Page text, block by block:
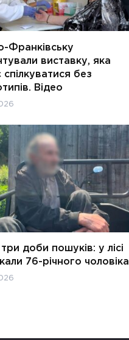
Франківську
виставку, яка
спілкуватися без
Відео
доби пошуків: у лісі
76-річного чоловіка